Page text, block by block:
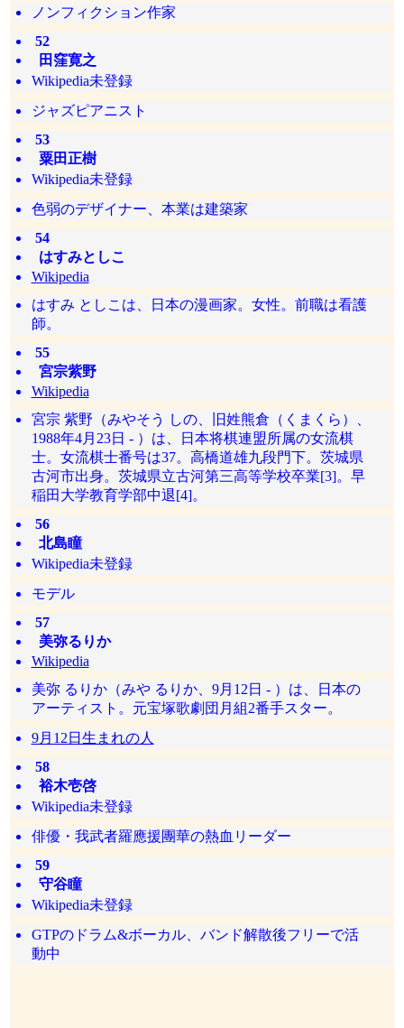
ノンフィクション作家
52
田窪寛之
Wikipedia未登録
ジャズピアニスト
53
粟田正樹
Wikipedia未登録
色弱のデザイナー、本業は建築家
54
はすみとしこ
Wikipedia
はすみ としこは、日本の漫画家。女性。前職は看護
師。
55
宮宗紫野
Wikipedia
宮宗 紫野（みやそう しの、旧姓熊倉（くまくら）、
1988年4月23日 - ）は、日本将棋連盟所属の女流棋
士。女流棋士番号は37。高橋道雄九段門下。茨城県
古河市出身。茨城県立古河第三高等学校卒業[3]。早
稲田大学教育学部中退[4]。
56
北島瞳
Wikipedia未登録
モデル
57
美弥るりか
Wikipedia
美弥 るりか（みや るりか、9月12日 - ）は、日本の
アーティスト。元宝塚歌劇団月組2番手スター。
9月12日生まれの人
58
裕木壱啓
Wikipedia未登録
俳優・我武者羅應援團華の熱血リーダー
59
守谷瞳
Wikipedia未登録
GTPのドラム&ボーカル、バンド解散後フリーで活
動中